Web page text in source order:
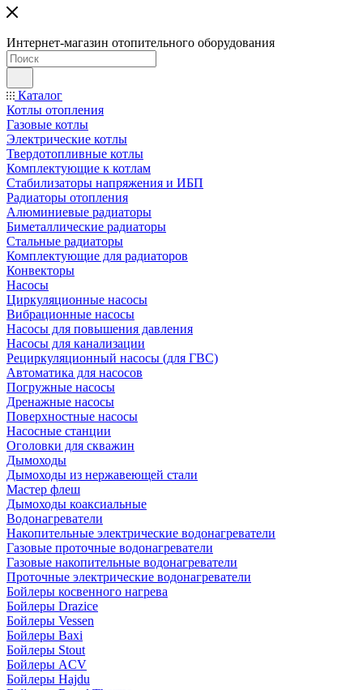
Интернет-магазин отопительного оборудования
Каталог
Котлы отопления
Газовые котлы
Электрические котлы
Твердотопливные котлы
Комплектующие к котлам
Стабилизаторы напряжения и ИБП
Радиаторы отопления
Алюминиевые радиаторы
Биметаллические радиаторы
Стальные радиаторы
Комплектующие для радиаторов
Конвекторы
Насосы
Циркуляционные насосы
Вибрационные насосы
Насосы для повышения давления
Насосы для канализации
Рециркуляционный насосы (для ГВС)
Автоматика для насосов
Погружные насосы
Дренажные насосы
Поверхностные насосы
Насосные станции
Оголовки для скважин
Дымоходы
Дымоходы из нержавеющей стали
Мастер флеш
Дымоходы коаксиальные
Водонагреватели
Накопительные электрические водонагреватели
Газовые проточные водонагреватели
Газовые накопительные водонагреватели
Проточные электрические водонагреватели
Бойлеры косвенного нагрева
Бойлеры Drazice
Бойлеры Vessen
Бойлеры Baxi
Бойлеры Stout
Бойлеры ACV
Бойлеры Hajdu